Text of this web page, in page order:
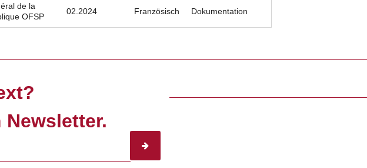
de la
OFSP
02.2024 Französisch Dokumentation